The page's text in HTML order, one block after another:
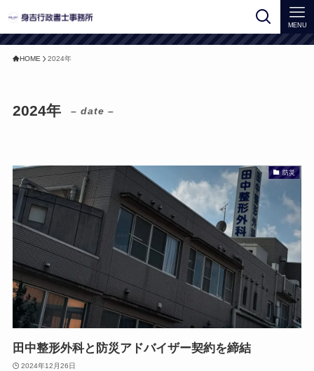
MENU
HOME 2024年
2024年 – date –
防災
田中整形外科と防災アドバイザー契約を締結
2024年12月26日